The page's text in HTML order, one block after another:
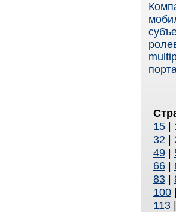
15 |
32 |
49 |
66 |
83 |
100 |
113 |